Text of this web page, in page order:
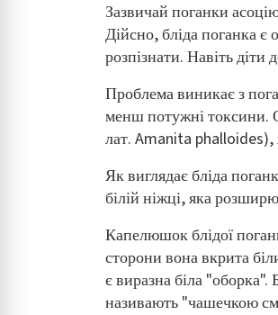
Зазвичай поганки
Дійсно, бліда поганка
розпізнати. Навіть діти
Проблема виникає з
менш потужні токсини.
лат. Amanita phalloides),
Як виглядає бліда
білій ніжці, яка
Капелюшок блідої
сторони вона вкрита
є виразна біла "оборка".
називають "чашечкою